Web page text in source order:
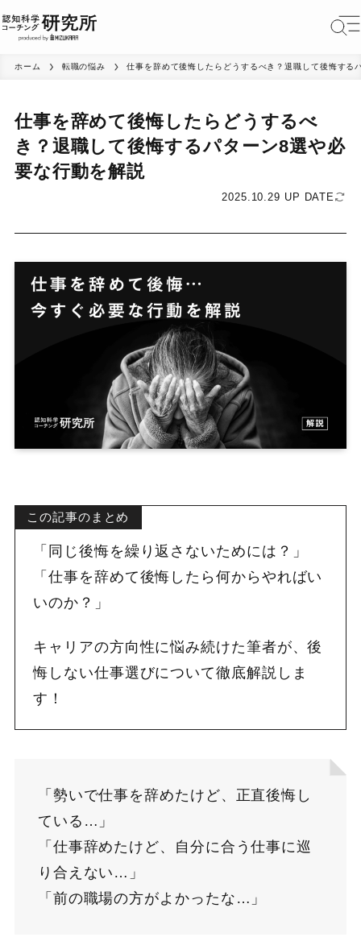
ホーム 転職の悩み 仕事を辞めて後悔したらどうするべき？退職して後悔する
仕事を辞めて後悔したらどうするべ
き？退職して後悔するパターン8選や必
要な行動を解説
2025.10.29 UP DATE
この記事のまとめ
「同じ後悔を繰り返さないためには？」
「仕事を辞めて後悔したら何からやればい
いのか？」
キャリアの方向性に悩み続けた筆者が、後
悔しない仕事選びについて徹底解説しま
す！
「勢いで仕事を辞めたけど、正直後悔し
ている…」
「仕事辞めたけど、自分に合う仕事に巡
り合えない…」
「前の職場の方がよかったな…」